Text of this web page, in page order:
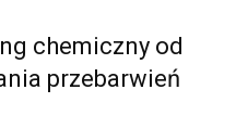
chemiczny od
przebarwień